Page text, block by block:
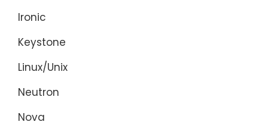
Ironic
Keystone
Linux/Unix
Neutron
Nova